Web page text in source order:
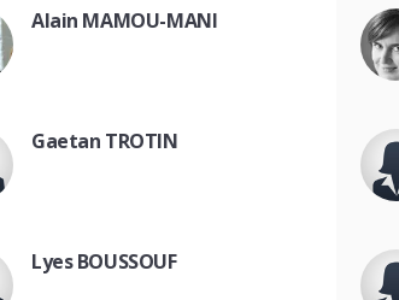
Alain MAMOU-MANI
Gaetan TROTIN
Lyes BOUSSOUF